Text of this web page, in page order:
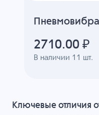
В наличии 11 шт.
2710.00 ₽
Ключевые отличия